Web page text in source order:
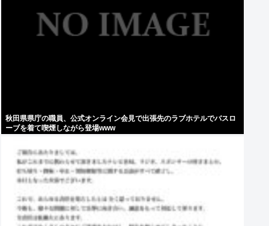
秋田県県庁の職員、公式オンライン会見で出張先のラブホテルでバスロ
ーブを着て喫煙しながら登場www